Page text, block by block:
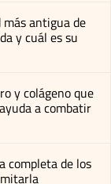
más antigua de
y cuál es su
y colágeno que
a combatir
completa de los